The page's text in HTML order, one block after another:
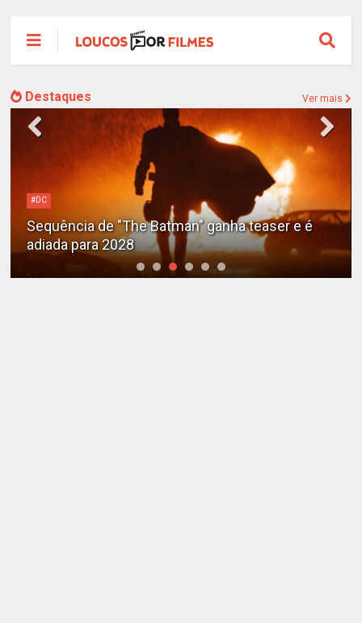
Destaques Ver mais
Alejandro G. Iñárritu
Tom Cruise surge totalmente irreconhecível e
calvo no trailer caótico de 'Digger'